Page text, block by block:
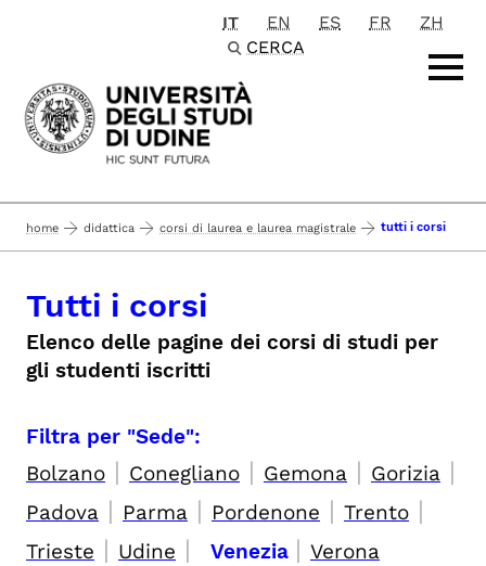
Passa al contenuto principale
IT EN ES FR
ZH
CERCA
home didattica corsi di laurea e laurea magistrale tutti i corsi
Tutti i corsi
Elenco delle pagine dei corsi di studi per
gli studenti iscritti
Filtra per "Sede":
Bolzano | Conegliano | Gemona | Gorizia |
Padova | Parma | Pordenone | Trento |
Trieste | Udine | Venezia | Verona